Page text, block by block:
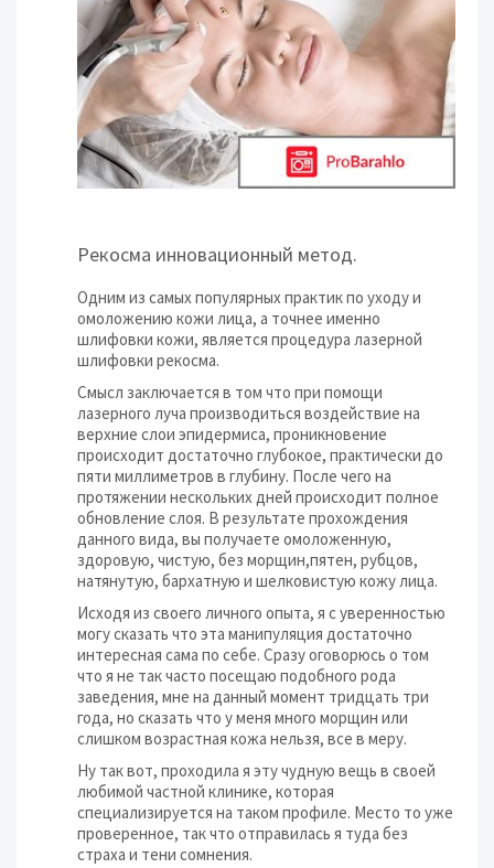
Рекосма инновационный метод.
Одним из самых популярных практик по уходу и
омоложению кожи лица, а точнее именно
шлифовки кожи, является процедура лазерной
шлифовки рекосма.
Смысл заключается в том что при помощи
лазерного луча производиться воздействие на
верхние слои эпидермиса, проникновение
происходит достаточно глубокое, практически до
пяти миллиметров в глубину. После чего на
протяжении нескольких дней происходит полное
обновление слоя. В результате прохождения
данного вида, вы получаете омоложенную,
здоровую, чистую, без морщин,пятен, рубцов,
натянутую, бархатную и шелковистую кожу лица.
Исходя из своего личного опыта, я с уверенностью
могу сказать что эта манипуляция достаточно
интересная сама по себе. Сразу оговорюсь о том
что я не так часто посещаю подобного рода
заведения, мне на данный момент тридцать три
года, но сказать что у меня много морщин или
слишком возрастная кожа нельзя, все в меру.
Ну так вот, проходила я эту чудную вещь в своей
любимой частной клинике, которая
специализируется на таком профиле. Место то уже
проверенное, так что отправилась я туда без
страха и тени сомнения.